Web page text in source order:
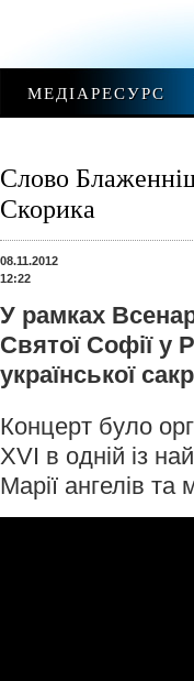
МЕДІАРЕСУРС
Слово
Скорика
08.11.2012
12:22
У рамках
Святої Софії у
української
Концерт було
XVI в одній із
Марії ангелів та